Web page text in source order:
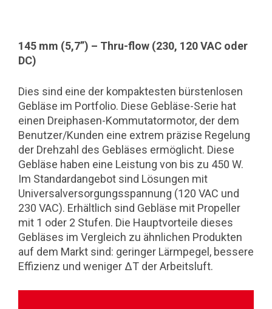
145 mm (5,7”) – Thru-flow (230, 120 VAC oder
DC)
Dies sind eine der kompaktesten bürstenlosen
Gebläse im Portfolio. Diese Gebläse-Serie hat
einen Dreiphasen-Kommutatormotor, der dem
Benutzer/Kunden eine extrem präzise Regelung
der Drehzahl des Gebläses ermöglicht. Diese
Gebläse haben eine Leistung von bis zu 450 W.
Im Standardangebot sind Lösungen mit
Universalversorgungsspannung (120 VAC und
230 VAC). Erhältlich sind Gebläse mit Propeller
mit 1 oder 2 Stufen. Die Hauptvorteile dieses
Gebläses im Vergleich zu ähnlichen Produkten
auf dem Markt sind: geringer Lärmpegel, bessere
Effizienz und weniger ∆T der Arbeitsluft.